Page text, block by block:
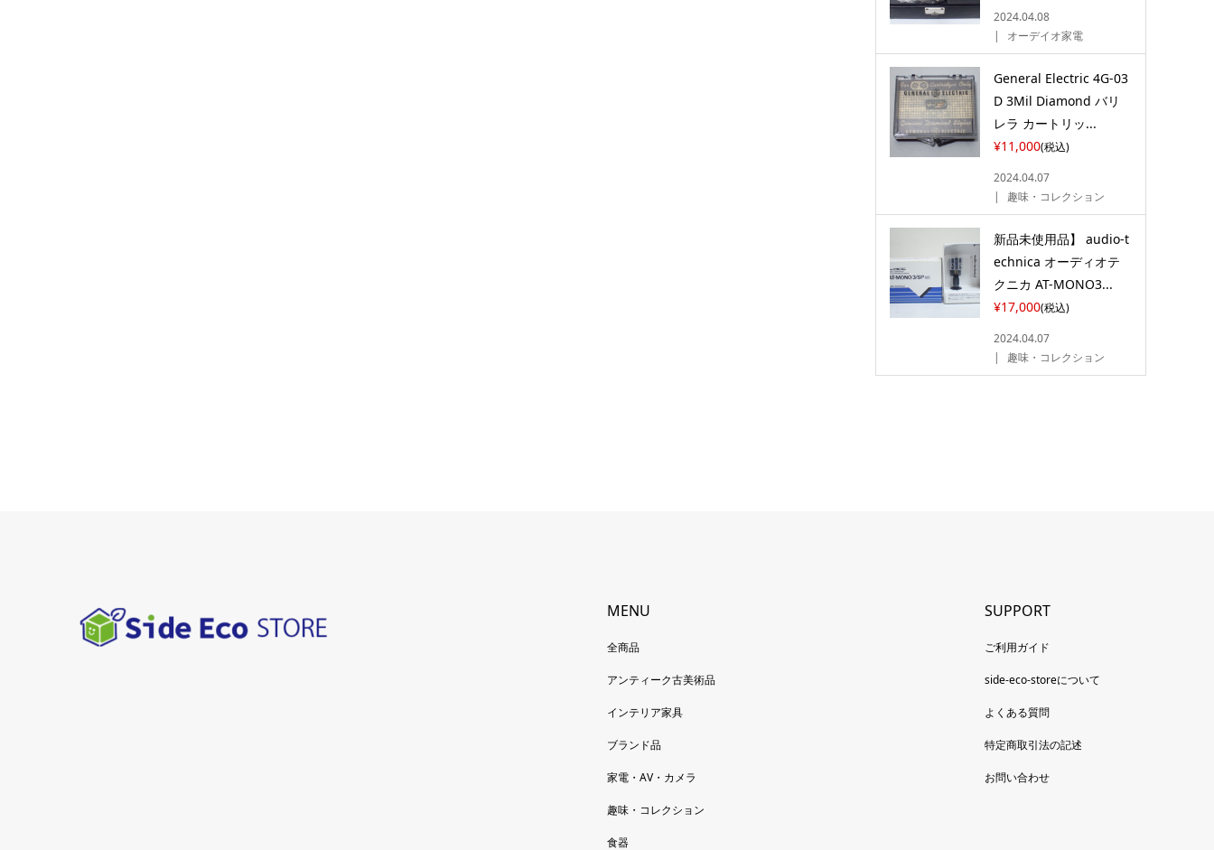
2024.04.08
オーデイオ家電
General Electric 4G-03
D 3Mil Diamond バリ
レラ カートリッ...
¥11,000(税込)
2024.04.07
趣味・コレクション
新品未使用品】 audio-t
echnica オーディオテ
クニカ AT-MONO3...
¥17,000(税込)
2024.04.07
趣味・コレクション
MENU
全商品
アンティーク古美術品
インテリア家具
ブランド品
家電・AV・カメラ
趣味・コレクション
食器
SUPPORT
ご利用ガイド
side-eco-storeについて
よくある質問
特定商取引法の記述
お問い合わせ